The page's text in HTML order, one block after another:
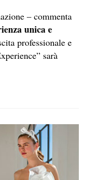
– commenta
unica e
professionale e
sarà